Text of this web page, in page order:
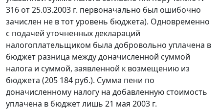
316 от 25.03.2003 г. первоначально был ошибочно
зачислен не в тот уровень бюджета). Одновременно
с подачей уточненных деклараций
налогоплательщиком была добровольно уплачена в
бюджет разница между доначисленной суммой
налога и суммой, заявленной к возмещению из
бюджета (205 184 руб.). Сумма пени по
доначисленному налогу на добавленную стоимость
уплачена в бюджет лишь 21 мая 2003 г.